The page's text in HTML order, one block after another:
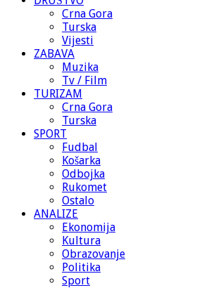
Crna Gora
Turska
Vijesti
ZABAVA
Muzika
Tv / Film
TURIZAM
Crna Gora
Turska
SPORT
Fudbal
Košarka
Odbojka
Rukomet
Ostalo
ANALIZE
Ekonomija
Kultura
Obrazovanje
Politika
Sport